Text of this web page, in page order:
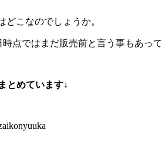
こなのでしょうか。
点ではまだ販売前と言う事もあって
とめています↓